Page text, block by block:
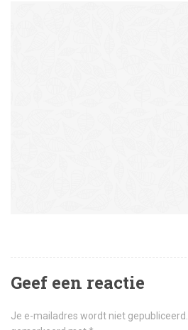
Geef een reactie
Je e-mailadres wordt niet gepubliceerd.